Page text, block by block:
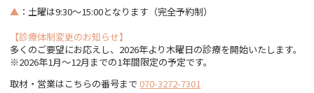
▲ ：土曜は9:30～15:00となります（完全予約制）
【診療体制変更のお知らせ】
多くのご要望にお応えし、2026年より木曜日の診療を開始いたします。
※2026年1月〜12月までの1年間限定の予定です。
取材・営業はこちらの番号まで 070-3272-7301